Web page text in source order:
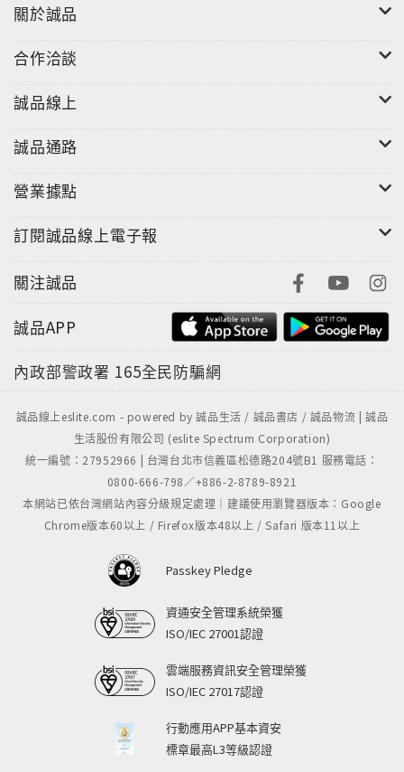
關於誠品
合作洽談
誠品線上
誠品通路
營業據點
訂閱誠品線上電子報
關注誠品
誠品APP
內政部警政署 165全民防騙網
誠品線上eslite.com - powered by 誠品生活 / 誠品書店 / 誠品物流 | 誠品
生活股份有限公司 (eslite Spectrum Corporation)
統一編號：27952966 | 台灣台北市信義區松德路204號B1 服務電話：
0800-666-798／+886-2-8789-8921
本網站已依台灣網站內容分級規定處理｜建議使用瀏覽器版本：Google
Chrome版本60以上 / Firefox版本48以上 / Safari 版本11以上
Passkey Pledge
資通安全管理系統榮獲
ISO/IEC 27001認證
雲端服務資訊安全管理榮獲
ISO/IEC 27017認證
行動應用APP基本資安
標章最高L3等級認證